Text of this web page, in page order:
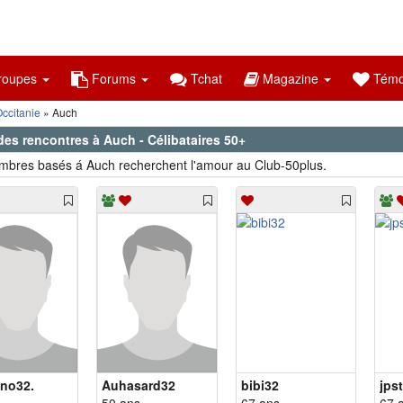
Forums Tchat Magazine
Auch
rencontres à Auch - Célibataires 50+
basés á Auch recherchent l'amour au Club-50plus.
Auhasard32
bibi32